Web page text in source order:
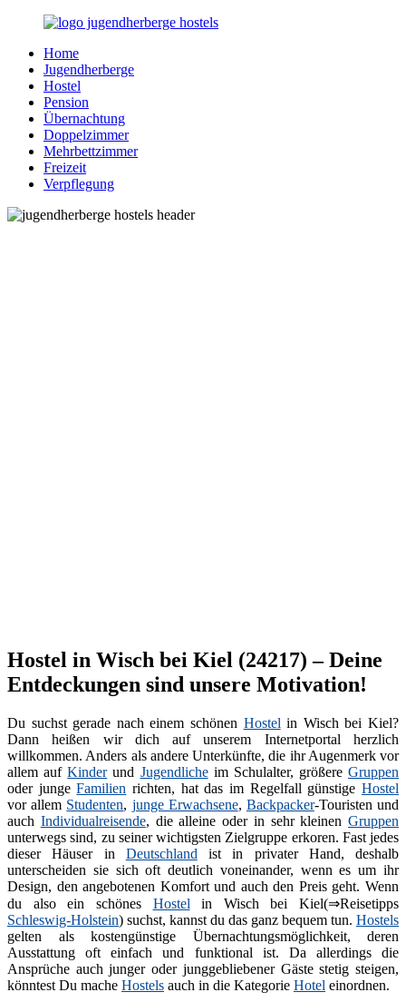
Zurück
Inhalt
Jugendherberge-
Hostels.de
Reisen
junge
jung
gebliebene
Menschen
Home
Jugendherberge
Hostel
Pension
Übernachtung
Doppelzimmer
Mehrbettzimmer
Freizeit
Verpflegung
Hostel in Wisch bei Kiel (24217) – Deine
Entdeckungen sind unsere Motivation!
Du suchst gerade nach einem schönen Hostel in Wisch bei Kiel?
Dann heißen wir dich auf unserem Internetportal herzlich
willkommen. Anders als andere Unterkünfte, die ihr Augenmerk vor
allem aufKinderund Jugendlicheim Schulalter, größere Gruppen
oder jungeFamilien richten, hat das im Regelfall günstigeHostel
vor allem Studenten, junge Erwachsene, Backpacker-Touristen und
auch Individualreisende, die alleine oder in sehr kleinen Gruppen
unterwegs sind, zu seiner wichtigsten Zielgruppe erkoren. Fast jedes
dieser Häuser in Deutschland ist in privater Hand, deshalb
unterscheiden sie sich oft deutlich voneinander, wenn es um ihr
Design, den angebotenen Komfort und auch den Preis geht. Wenn
du also ein schönes Hostel in Wisch bei Kiel(⇒Reisetipps
Schleswig-Holstein) suchst, kannst du das ganz bequem tun. Hostels
gelten als kostengünstige Übernachtungsmöglichkeit, deren
Ausstattung oft einfach und funktional ist. Da allerdings die
Ansprüche auch junger oder junggebliebener Gäste stetig steigen,
könntest Du mache Hostels auch in die Kategorie Hotel einordnen.